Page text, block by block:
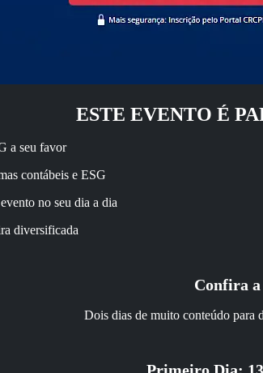
ESTE EVENTO É
a seu favor
contábeis e ESG
no seu dia a dia
diversificada
Confira
Dois dias de muito conteúdo para
Primeiro Dia: 13